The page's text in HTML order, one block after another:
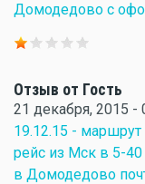
Домодедово с
Отзыв от Гость
21 декабря, 2015 -
19.12.15 -
рейс из Мск в 5-40
в Домодедово